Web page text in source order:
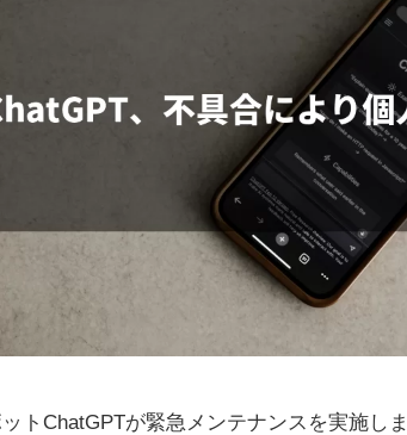
トChatGPTが緊急メンテナンスを実施しま